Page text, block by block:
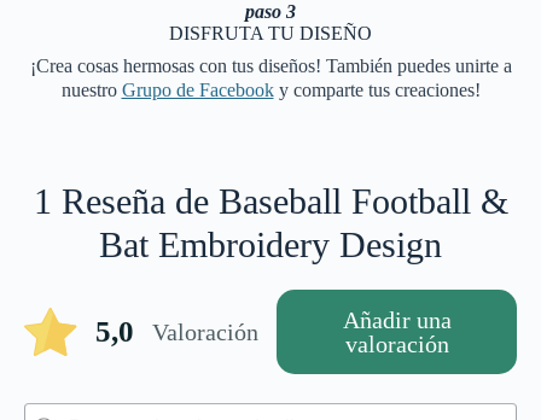
paso 3
DISFRUTA TU DISEÑO
¡Crea cosas hermosas con tus diseños! También puedes unirte a
nuestro Grupo de Facebooky comparte tus creaciones!
1 Reseña de Baseball Football &
Bat Embroidery Design
5,0 Valoración
Añadir una
valoración